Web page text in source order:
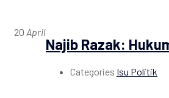
20 April
Najib Razak:
Categories Isu Politik